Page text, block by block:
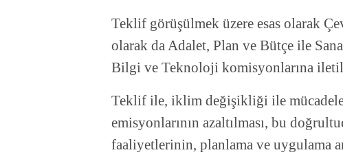
Teklif görüşülmek üzere esas olarak
olarak da Adalet, Plan ve Bütçe ile
Bilgi ve Teknoloji komisyonlarına
Teklif ile, iklim değişikliği ile mücadele
emisyonlarının azaltılması, bu
faaliyetlerinin, planlama ve uygulama